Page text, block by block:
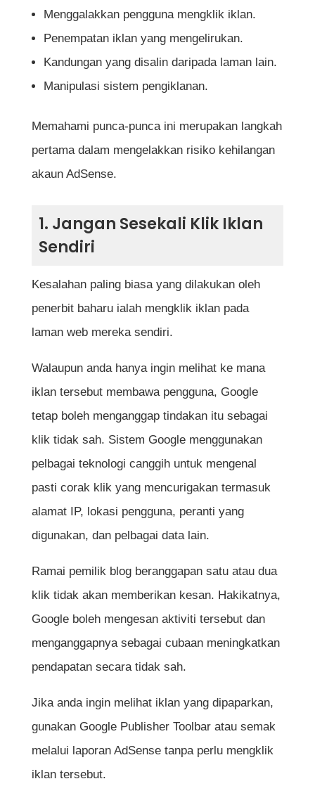
meningkatkan pendapatan AdSense?
Apakah jenis kandungan yang tidak
dibenarkan oleh Google AdSense?
Adakah kandungan yang disalin daripada
laman web lain boleh menyebabkan
akaun diban?
Bagaimana cara mengetahui jika terdapat
Adakah terlalu banyak iklan pada satu
halaman boleh menyebabkan masalah?
lonjakan trafik secara tiba-tiba?
Adakah penggunaan VPN boleh
menyebabkan akaun AdSense diban?
Rujukan
Menggalakkan pengguna mengklik iklan.
Penempatan iklan yang mengelirukan.
Kandungan yang disalin daripada laman lain.
Manipulasi sistem pengiklanan.
Memahami punca-punca ini merupakan langkah
pertama dalam mengelakkan risiko kehilangan
akaun AdSense.
1. Jangan Sesekali Klik Iklan
Sendiri
Kesalahan paling biasa yang dilakukan oleh
penerbit baharu ialah mengklik iklan pada
laman web mereka sendiri.
Walaupun anda hanya ingin melihat ke mana
iklan tersebut membawa pengguna, Google
tetap boleh menganggap tindakan itu sebagai
klik tidak sah. Sistem Google menggunakan
pelbagai teknologi canggih untuk mengenal
pasti corak klik yang mencurigakan termasuk
alamat IP, lokasi pengguna, peranti yang
digunakan, dan pelbagai data lain.
Ramai pemilik blog beranggapan satu atau dua
klik tidak akan memberikan kesan. Hakikatnya,
Google boleh mengesan aktiviti tersebut dan
menganggapnya sebagai cubaan meningkatkan
pendapatan secara tidak sah.
Jika anda ingin melihat iklan yang dipaparkan,
gunakan Google Publisher Toolbar atau semak
melalui laporan AdSense tanpa perlu mengklik
iklan tersebut.